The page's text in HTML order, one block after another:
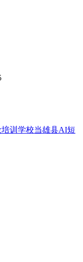
训学校当雄县AI短